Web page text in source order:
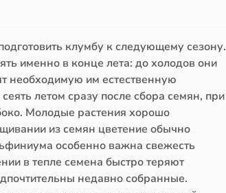
клумбу к следующему сезону.
именно в конце лета: до холодов они
необходимую им естественную
летом сразу после сбора семян, при
Молодые растения хорошо
из семян цветение обычно
особенно важна свежесть
в тепле семена быстро теряют
недавно собранные.